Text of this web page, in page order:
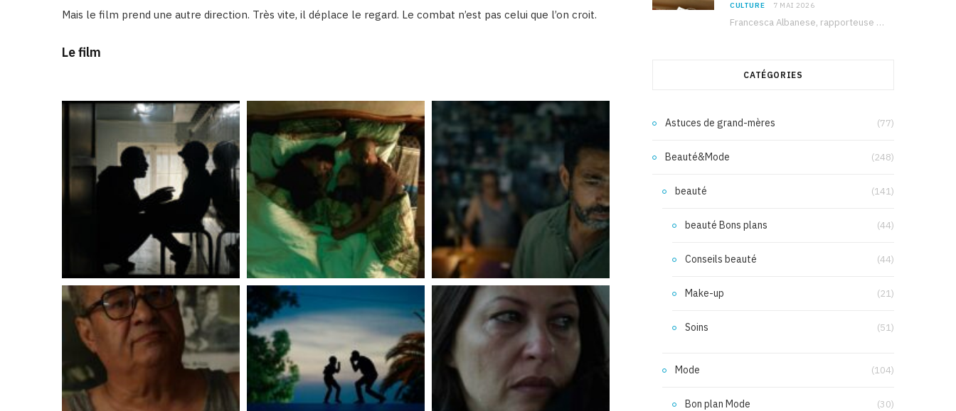
Mais le film prend une autre direction. Très vite, il déplace le regard. Le combat n’est pas celui que l’on croit.
Le film
CULTURE 7 MAI 2026
Francesca Albanese, rapporteuse spéciale de l’ONU sur les territoires palestiniens occupés, était à Tunis pour…
CATÉGORIES
Astuces de grand-mères (77)
Beauté&Mode (248)
beauté (141)
beauté Bons plans (44)
Conseils beauté (44)
Make-up (21)
Soins (51)
Mode (104)
Bon plan Mode (30)